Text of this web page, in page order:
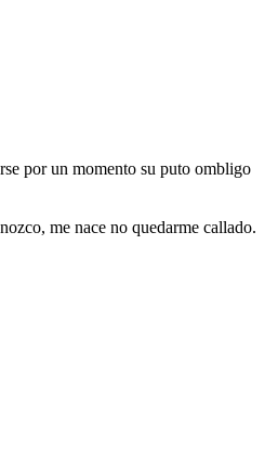
por un momento su puto ombligo
me nace no quedarme callado.